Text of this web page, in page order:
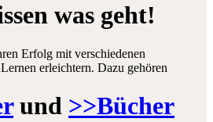
was geht!
Erfolg mit verschiedenen
erleichtern. Dazu gehören
und >>Bücher